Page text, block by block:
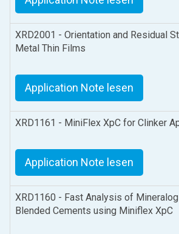
XRD2001 - Orientation and Residual
Metal Thin Films
Application Note lesen
XRD1161 - MiniFlex XpC for Clinker
Application Note lesen
XRD1160 - Fast Analysis of
Blended Cements using Miniflex XpC